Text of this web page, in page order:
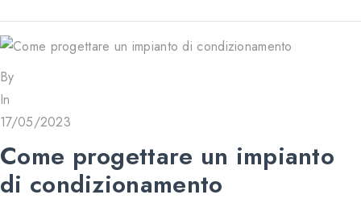
By
In
17/05/2023
Come progettare un impianto
di condizionamento